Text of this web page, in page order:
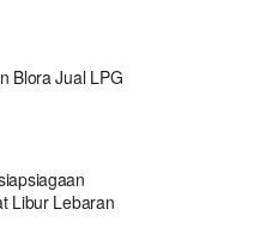
Blora Jual LPG
Libur Lebaran